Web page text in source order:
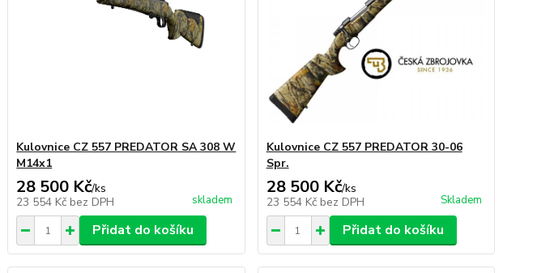
Kulovnice CZ 557 PREDATOR SA 308 W
M14x1
28 500 Kč/ks
23 554 Kč bez DPH skladem
Přidat do košíku
Kulovnice CZ 557 PREDATOR 30-06
Spr.
28 500 Kč/ks
23 554 Kč bez DPH Skladem
Přidat do košíku